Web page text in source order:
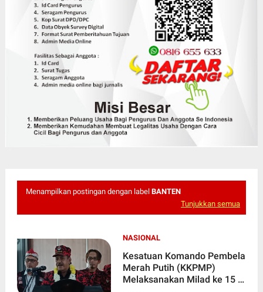
Menampilkan postingan dengan label BANTEN
Tunjukkan semua
NASIONAL
Kesatuan Komando Pembela
Merah Putih (KKPMP)
Melaksanakan Milad ke 15 Di